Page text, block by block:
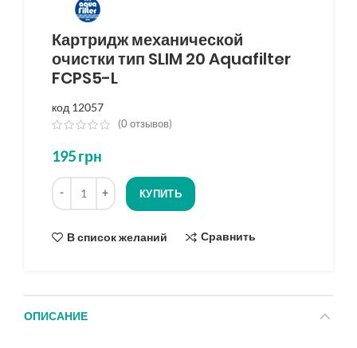
Картридж механической
очистки тип SLIM 20 Aquafilter
FCPS5-L
код 12057
(0 отзывов)
195грн
Количество
КУПИТЬ
В список желаний Сравнить
ОПИСАНИЕ